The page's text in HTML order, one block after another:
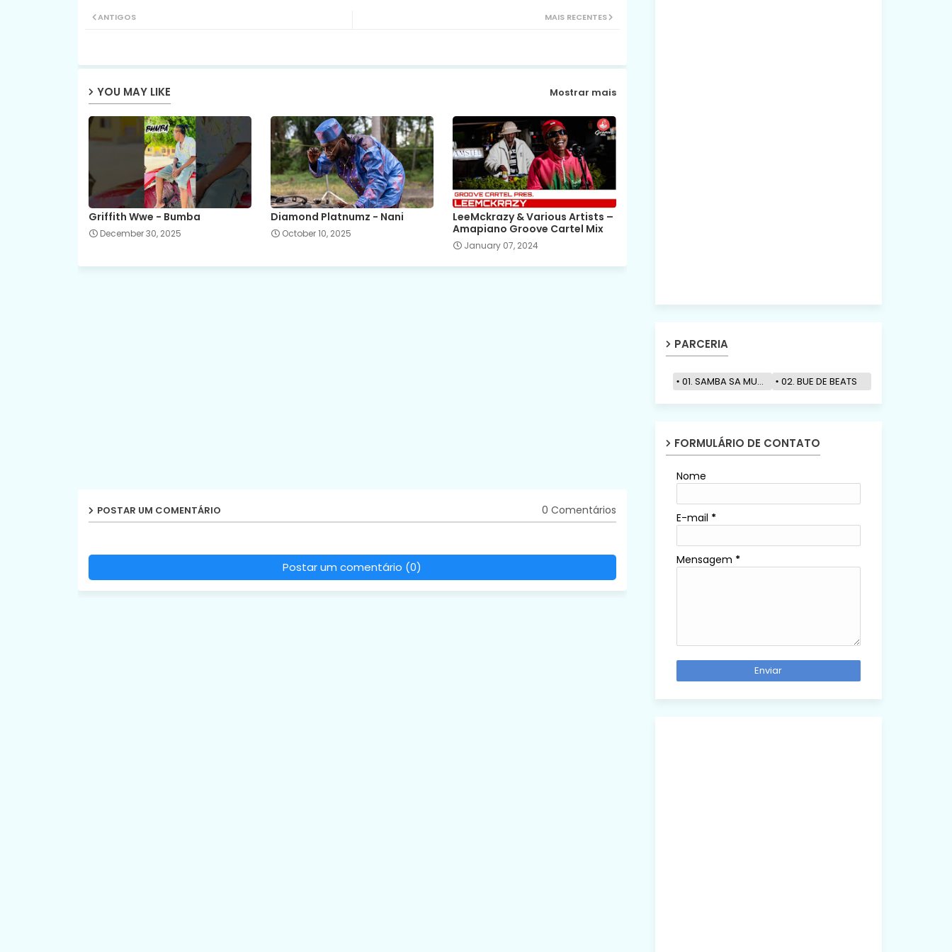
MAIS RECENTES
ANTIGOS
YOU MAY LIKE Mostrar mais
Griffith Wwe - Bumba
December 30, 2025
Diamond Platnumz - Nani
October 10, 2025
LeeMckrazy & Various Artists –
Amapiano Groove Cartel Mix
January 07, 2024
POSTAR UM COMENTÁRIO 0 Comentários
Postar um comentário (0)
PARCERIA
01. SAMBA SA MUZIK 02. BUE DE BEATS
FORMULÁRIO DE CONTATO
Nome
E-mail *
Mensagem *